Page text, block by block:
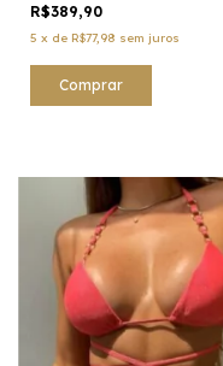
R$389,90
5 x de R$77,98 sem juros
Comprar